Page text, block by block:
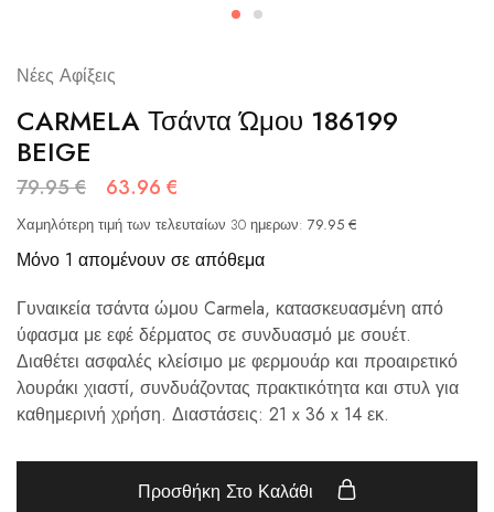
Νέες Αφίξεις
CARMELA Τσάντα Ώμου 186199
BEIGE
79.95€ 63.96 €
Χαμηλότερη τιμή των τελευταίων 30 ημερων: 79.95 €
Μόνο 1 απομένουν σε απόθεμα
Γυναικεία τσάντα ώμου Carmela, κατασκευασμένη από
ύφασμα με εφέ δέρματος σε συνδυασμό με σουέτ.
Διαθέτει ασφαλές κλείσιμο με φερμουάρ και προαιρετικό
λουράκι χιαστί, συνδυάζοντας πρακτικότητα και στυλ για
καθημερινή χρήση. Διαστάσεις: 21 x 36 x 14 εκ.
Προσθήκη Στο Καλάθι